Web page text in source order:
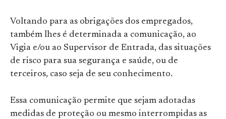
Voltando para as obrigações dos empregados,
também lhes é determinada a comunicação, ao
Vigia e/ou ao Supervisor de Entrada, das situações
de risco para sua segurança e saúde, ou de
terceiros, caso seja de seu conhecimento.
Essa comunicação permite que sejam adotadas
medidas de proteção ou mesmo interrompidas as